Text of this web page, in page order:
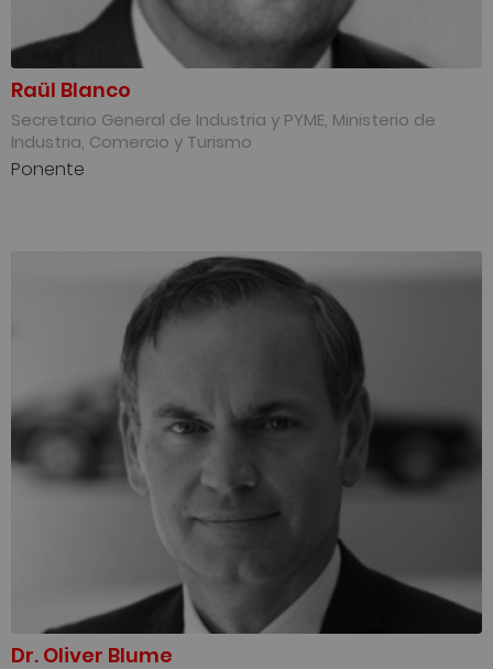
Raül Blanco
Secretario General de Industria y PYME, Ministerio de
Industria, Comercio y Turismo
Ponente
Dr. Oliver Blume